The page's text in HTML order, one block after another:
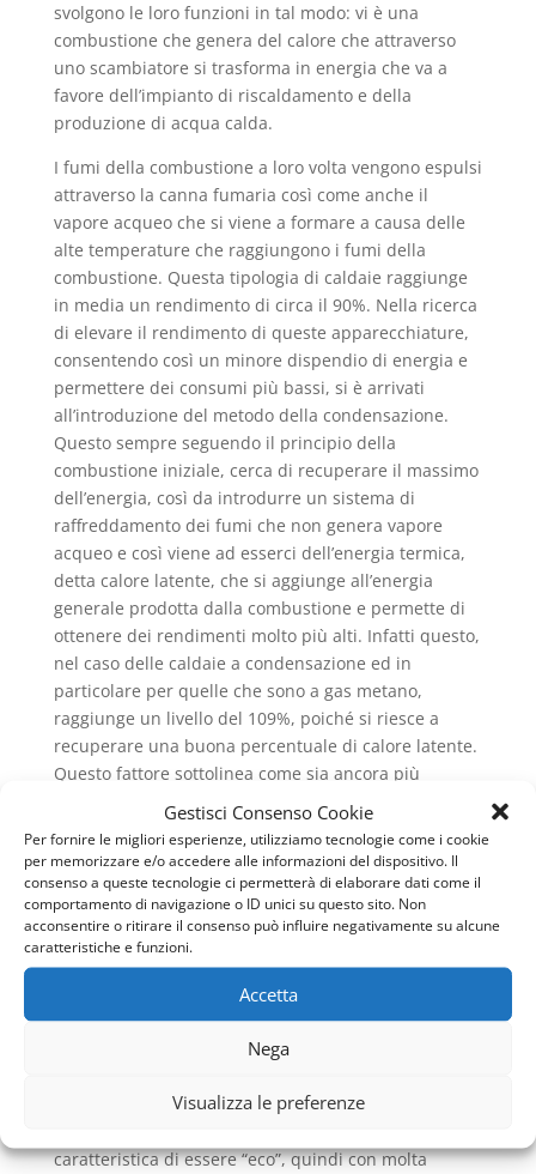
Gestisci Consenso Cookie
Per fornire le migliori esperienze, utilizziamo tecnologie come i cookie
per memorizzare e/o accedere alle informazioni del dispositivo. Il
consenso a queste tecnologie ci permetterà di elaborare dati come il
comportamento di navigazione o ID unici su questo sito. Non
acconsentire o ritirare il consenso può influire negativamente su alcune
caratteristiche e funzioni.
Accetta
Nega
Visualizza le preferenze
svolgono le loro funzioni in tal modo: vi è una
combustione che genera del calore che attraverso
uno scambiatore si trasforma in energia che va a
favore dell’impianto di riscaldamento e della
produzione di acqua calda.
I fumi della combustione a loro volta vengono espulsi
attraverso la canna fumaria così come anche il
vapore acqueo che si viene a formare a causa delle
alte temperature che raggiungono i fumi della
combustione. Questa tipologia di caldaie raggiunge
in media un rendimento di circa il 90%. Nella ricerca
di elevare il rendimento di queste apparecchiature,
consentendo così un minore dispendio di energia e
permettere dei consumi più bassi, si è arrivati
all’introduzione del metodo della condensazione.
Questo sempre seguendo il principio della
combustione iniziale, cerca di recuperare il massimo
dell’energia, così da introdurre un sistema di
raffreddamento dei fumi che non genera vapore
acqueo e così viene ad esserci dell’energia termica,
detta calore latente, che si aggiunge all’energia
generale prodotta dalla combustione e permette di
ottenere dei rendimenti molto più alti. Infatti questo,
nel caso delle caldaie a condensazione ed in
particolare per quelle che sono a gas metano,
raggiunge un livello del 109%, poiché si riesce a
recuperare una buona percentuale di calore latente.
Questo fattore sottolinea come sia ancora più
importante occuparsi della
Manutenzione Caldaie
Vaillant Roma
, perché riuscire a mantenere elevato
il livello di funzionamento, permette di sfruttare al
massimo l’energia prodotta e di abbassare i
consumi, così le bollette potranno essere più
leggere.
Prima di effettuare laManutenzione Caldaie Vaillant
, bisogna capire quale articolo risulta adatto
caldaie realizzate è abbastanza variegata, dove
caratteristica di essere “eco”, quindi con molta